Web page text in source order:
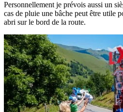
Personnellement je prévois aussi un
cas de pluie une bâche peut être utile
abri sur le bord de la route.